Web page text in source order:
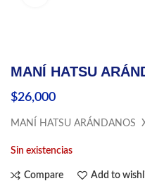
MANÍ HATSU
$26,000
MANÍ HATSU ARÁNDANOS
Sin existencias
Compare Add to